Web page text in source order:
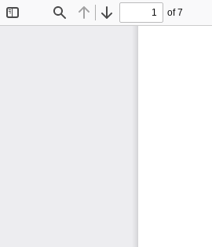
Find Previous
Next
of 7